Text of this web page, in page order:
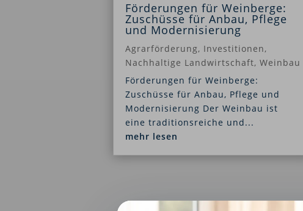
Förderungen für Weinberge:
Zuschüsse für Anbau, Pflege
und Modernisierung
Agrarförderung, Investitionen,
Nachhaltige Landwirtschaft, Weinbau
Förderungen für Weinberge:
Zuschüsse für Anbau, Pflege und
Modernisierung Der Weinbau ist
eine traditionsreiche und...
mehr lesen